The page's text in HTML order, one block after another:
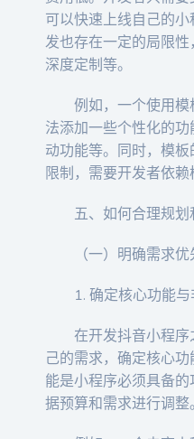
可以快速上线自己的
发也存在一定的局限
深度定制等。
例如，一个使用
法添加一些个性化的
动功能等。同时，模
限制，需要开发者依赖
五、如何合理规
（一）明确需求
1. 确定核心功能
在开发抖音小程
己的需求，确定核心
能是小程序必须具备
据预算和需求进行调整。